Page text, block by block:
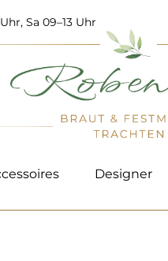
Sa 09–13 Uhr
Designer